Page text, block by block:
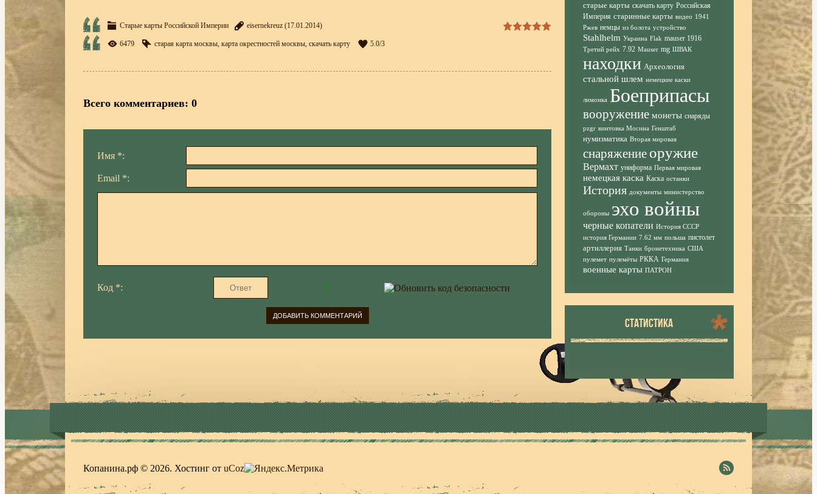
Старые карты Российской Империи eisernekreuz (17.01.2014)
6479 старая карта москвы, карта окрестностей москвы, скачать карту 5.0/3
Всего комментариев: 0
Имя *:
Email *:
Код *:
старые карты скачать карту Российская
Империя старинные карты видео 1941
Ржев немцы из болота устройство
Stahlhelm Украина Flak mauser 1916
Третий рейх 7.92 Mauser mg ШВАК
находки Археология
стальной шлем немецкие каски
лимонка Боеприпасы
вооружение монеты снаряды
pzgr винтовка Мосина Генштаб
нумизматика Вторая мировая
снаряжение оружие
Вермахт униформа Первая мировая
немецкая каска Каска останки
История документы министерство
обороны эхо войны
черные копатели История СССР
история Германии 7.62 мм польша пистолет
артиллерия Танки бронетехника США
пулемет пулемёты РККА Германия
военные карты ПАТРОН
СТАТИСТИКА
Копанина.рф © 2026. Хостинг от uCoz